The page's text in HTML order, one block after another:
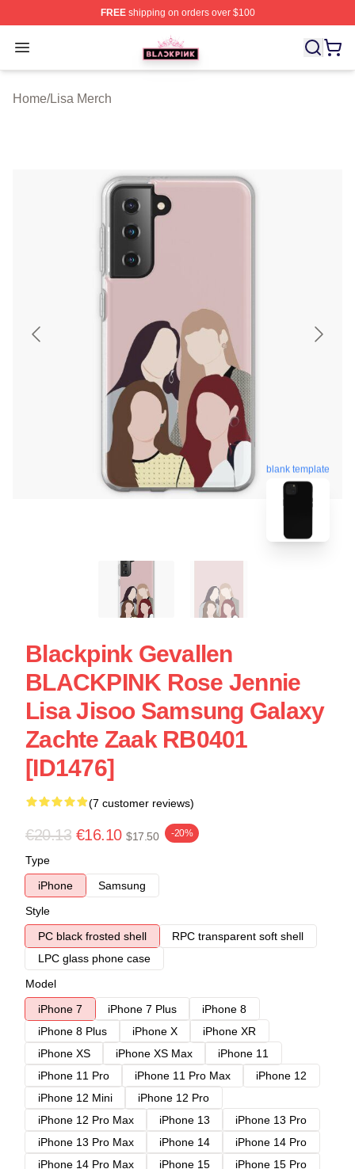
FREEshipping on orders over $100
Open menu
BLACKPINK Shop - Official BLACKPINK Merchandise
Home/Lisa Merch
blank template
Blackpink Gevallen
BLACKPINK Rose Jennie
Lisa Jisoo Samsung Galaxy
Zachte Zaak RB0401
[ID1476]
(7 customer reviews)
€20.13 €16.10 $17.50 -20%
Type
iPhone
Samsung
Style
PC black frosted shell
RPC transparent soft shell
LPC glass phone case
Model
iPhone 7
iPhone 7 Plus
iPhone 8
iPhone 8 Plus
iPhone X
iPhone XR
iPhone XS
iPhone XS Max
iPhone 11
iPhone 11 Pro
iPhone 11 Pro Max
iPhone 12
iPhone 12 Mini
iPhone 12 Pro
iPhone 12 Pro Max
iPhone 13
iPhone 13 Pro
iPhone 13 Pro Max
iPhone 14
iPhone 14 Pro
iPhone 14 Pro Max
iPhone 15
iPhone 15 Pro